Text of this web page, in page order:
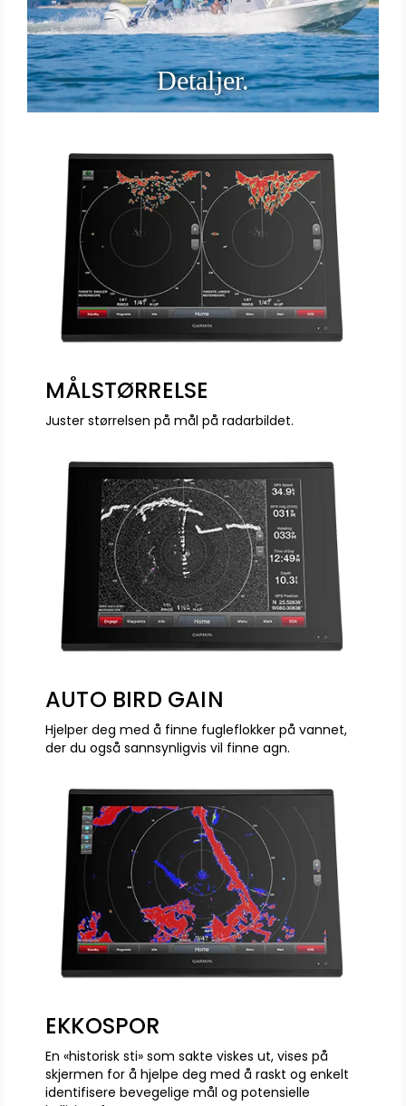
Detaljer.
MÅLSTØRRELSE
Juster størrelsen på mål på radarbildet.
AUTO BIRD GAIN
Hjelper deg med å finne fugleflokker på vannet,
der du også sannsynligvis vil finne agn.
EKKOSPOR
En «historisk sti» som sakte viskes ut, vises på
skjermen for å hjelpe deg med å raskt og enkelt
identifisere bevegelige mål og potensielle